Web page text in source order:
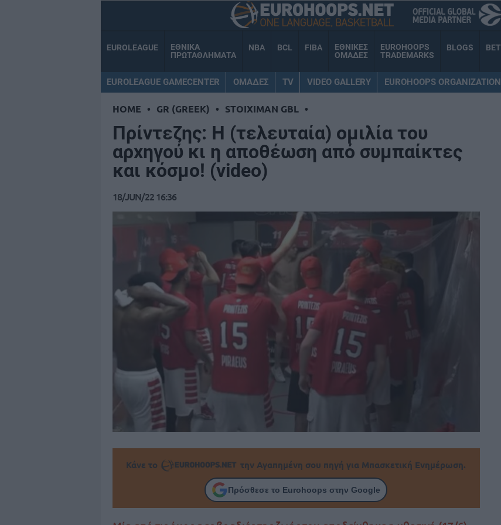
EUROLEAGUE
ΕΘΝΙΚΑ
ΠΡΩΤΑΘΛΗΜΑΤΑ
NBA BCL FIBA
ΕΘΝΙΚΕΣ
ΟΜΑΔΕΣ
EUROHOOPS
TRADEMARKS
BLOGS BET
EUROLEAGUE GAMECENTER ΟΜΑΔΕΣ TV VIDEO GALLERY EUROHOOPS ORGANIZATION
HOME • GR (GREEK) • STOIXIMAN GBL •
Πρίντεζης: Η (τελευταία) ομιλία του
αρχηγού κι η αποθέωση από συμπαίκτες
και κόσμο! (video)
18/JUN/22 16:36
Κάνε το την Αγαπημένη σου πηγή για Μπασκετική Ενημέρωση.
Πρόσθεσε το Eurohoops στην Google